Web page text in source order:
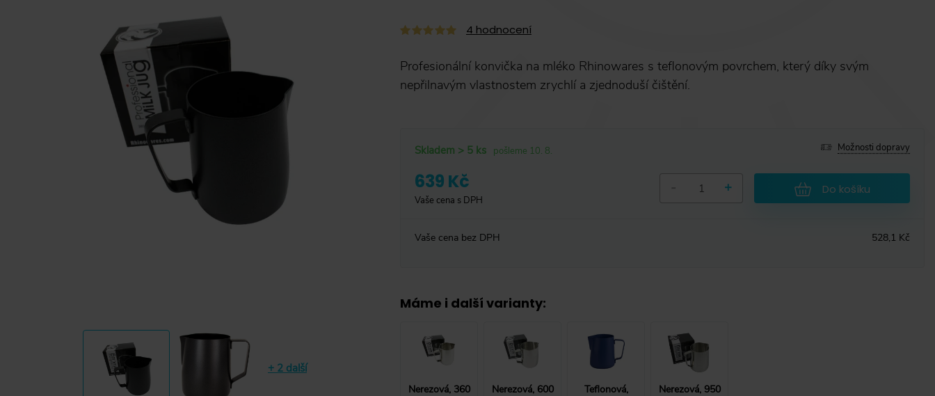
+ 2 další
4 hodnocení
Profesionální konvička na mléko Rhinowares s teflonovým povrchem, který díky svým
nepřilnavým vlastnostem zrychlí a zjednoduší čištění.
Skladem > 5 ks pošleme 10. 8. Možnosti dopravy
639 Kč
Vaše cena s DPH
+ Do košíku
Vaše cena bez DPH 528,1 Kč
Máme i další varianty:
Nerezová, 360
Nerezová, 600
Teflonová,
Nerezová, 950